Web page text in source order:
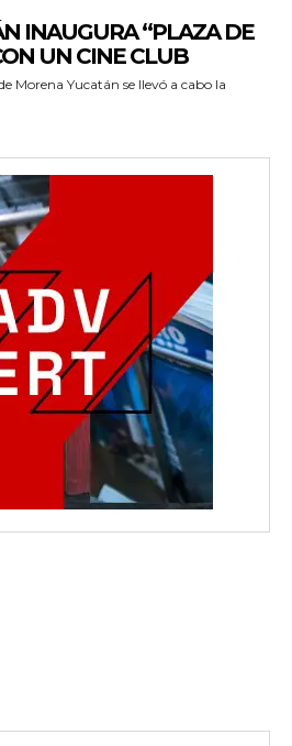
INAUGURA “PLAZA DE
UN CINE CLUB
Morena Yucatán se llevó a cabo la